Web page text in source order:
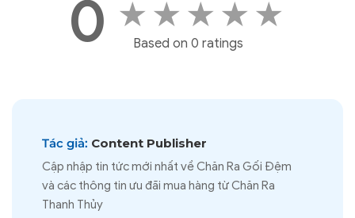
0 ★ ★ ★ ★ ★
Based on 0 ratings
Tác giả: Content Publisher
Cập nhập tin tức mới nhất về Chăn Ra Gối Đệm
và các thông tin ưu đãi mua hàng từ Chăn Ra
Thanh Thủy